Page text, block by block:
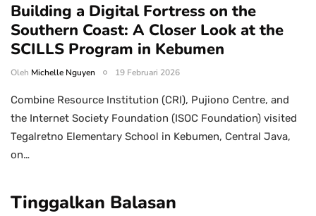
Building a Digital Fortress on the
Southern Coast: A Closer Look at the
SCILLS Program in Kebumen
Oleh Michelle Nguyen 19 Februari 2026
Combine Resource Institution (CRI), Pujiono Centre, and
the Internet Society Foundation (ISOC Foundation) visited
Tegalretno Elementary School in Kebumen, Central Java,
on…
Tinggalkan Balasan